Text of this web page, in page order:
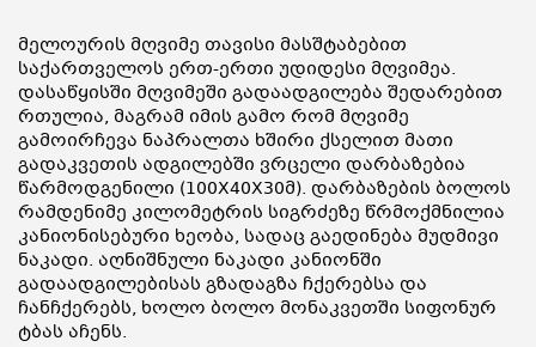
მელოურის მღვიმე თავისი მასშტაბებით
საქართველოს ერთ-ერთი უდიდესი მღვიმეა.
დასაწყისში მღვიმეში გადაადგილება შედარებით
რთულია, მაგრამ იმის გამო რომ მღვიმე
გამოირჩევა ნაპრალთა ხშირი ქსელით მათი
გადაკვეთის ადგილებში ვრცელი დარბაზებია
წარმოდგენილი (100X40X30მ). დარბაზების ბოლოს
რამდენიმე კილომეტრის სიგრძეზე წრმოქმნილია
კანიონისებური ხეობა, სადაც გაედინება მუდმივი
ნაკადი. აღნიშნული ნაკადი კანიონში
გადაადგილებისას გზადაგზა ჩქერებსა და
ჩანჩქერებს, ხოლო ბოლო მონაკვეთში სიფონურ
ტბას აჩენს.